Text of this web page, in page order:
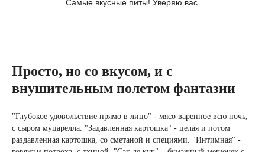
Самые вкусные питы! Уверяю вас.
Просто, но со вкусом, и с
внушительным полетом фантазии
"Глубокое удовольствие прямо в лицо" - мясо варенное всю ночь,
с сыром муцарелла. "Задавленная картошка" - целая и потом
раздавленная картошка, со сметаной и специями. "Интимная" -